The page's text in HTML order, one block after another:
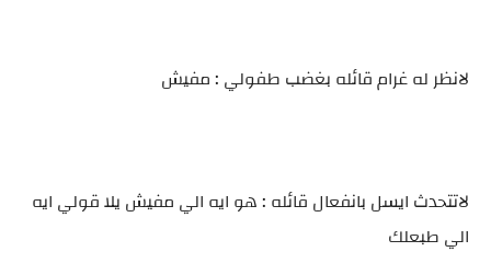
لانظر له غرام قائله بغضب طفولي : مفيش
لاتتحدث ايسل بانفعال قائله : هو ايه الي مفيش يلا قولي ايه
الي طبعلك